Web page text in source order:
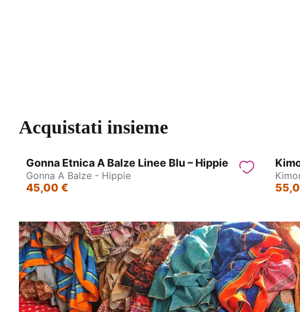
Acquistati insieme
Gonna Etnica A Balze Linee Blu – Hippie
Gonna A Balze - Hippie
45,00 €